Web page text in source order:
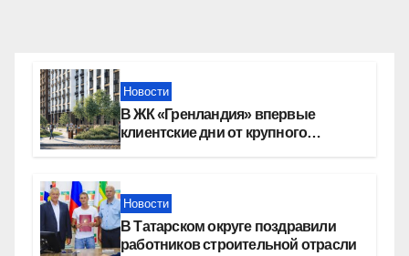
Новости
В ЖК «Гренландия» впервые
клиентские дни от крупного
Новости
В Татарском округе поздравили
работников строительной отрасли